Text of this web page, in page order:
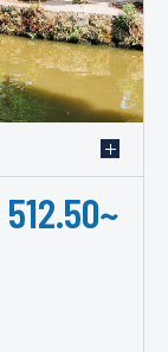
512.50~